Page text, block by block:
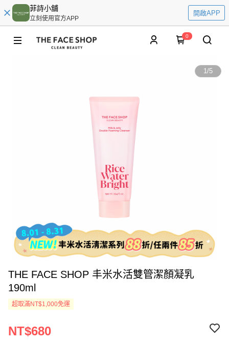
菲詩小舖
立刻使用官方APP
開啟APP
0
1/5
THE FACE SHOP 丰米水活雙管潔顏凝乳
190ml
超取滿NT$1,000免運
NT$680